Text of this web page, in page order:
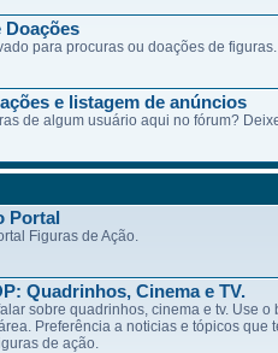
Doações
para procuras ou doações de figuras.
e listagem de anúncios
de algum usuário aqui no fórum?
Portal
Figuras de Ação.
Quadrinhos, Cinema e TV.
sobre quadrinhos, cinema e tv. Use o
Preferência a noticias e tópicos que
de ação.